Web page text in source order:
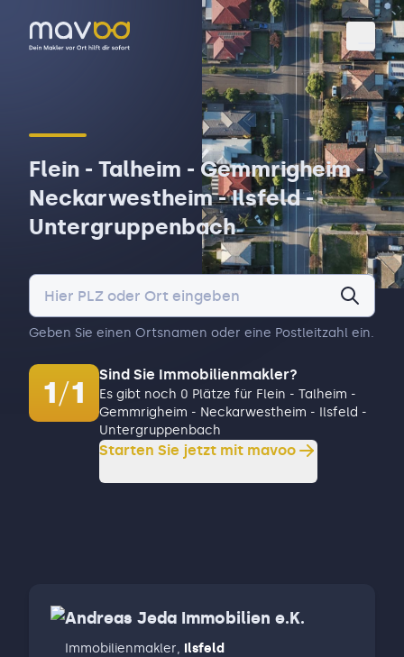
Flein - Talheim - Gemmrigheim -
Neckarwestheim - Ilsfeld -
Untergruppenbach
Geben Sie einen Ortsnamen oder eine Postleitzahl ein.
1/1
Sind Sie Immobilienmakler?
Es gibt noch 0 Plätze für Flein - Talheim -
Gemmrigheim - Neckarwestheim - Ilsfeld -
Untergruppenbach
Starten Sie jetzt mit mavoo
Andreas Jeda Immobilien e.K.
Immobilienmakler, Ilsfeld